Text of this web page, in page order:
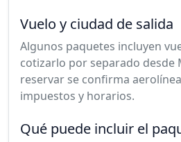
Vuelo y ciudad de salida
Algunos paquetes incluyen
cotizarlo por separado desde
reservar se confirma
impuestos y horarios.
Qué puede incluir el